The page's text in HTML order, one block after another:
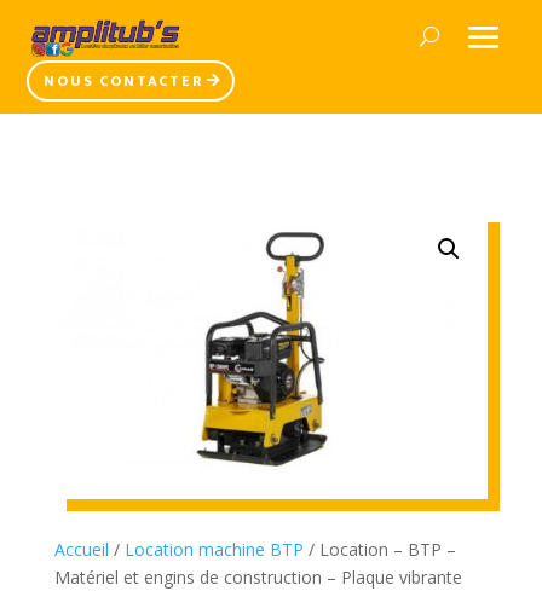
NOUS CONTACTER
Accueil / Location machine BTP / Location – BTP –
Matériel et engins de construction – Plaque vibrante